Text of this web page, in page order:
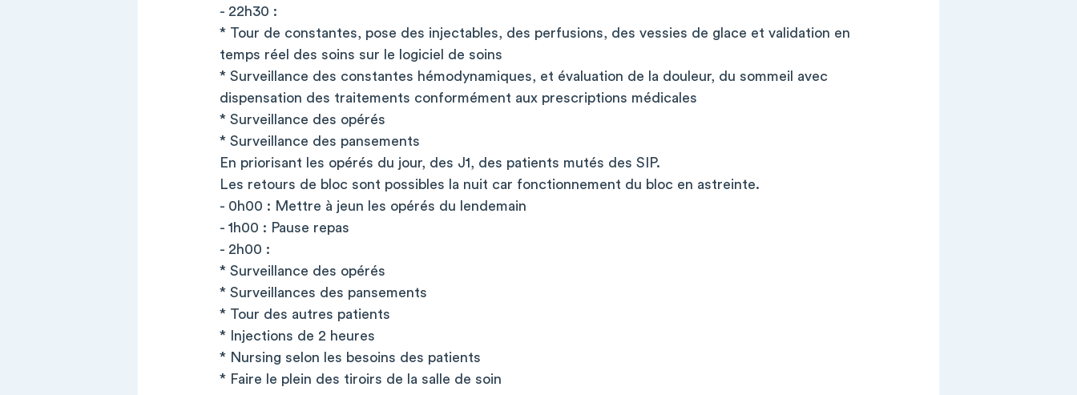
- 22h30 :
* Tour de constantes, pose des injectables, des perfusions, des vessies de glace et validation en
temps réel des soins sur le logiciel de soins
* Surveillance des constantes hémodynamiques, et évaluation de la douleur, du sommeil avec
dispensation des traitements conformément aux prescriptions médicales
* Surveillance des opérés
* Surveillance des pansements
En priorisant les opérés du jour, des J1, des patients mutés des SIP.
Les retours de bloc sont possibles la nuit car fonctionnement du bloc en astreinte.
- 0h00 : Mettre à jeun les opérés du lendemain
- 1h00 : Pause repas
- 2h00 :
* Surveillance des opérés
* Surveillances des pansements
* Tour des autres patients
* Injections de 2 heures
* Nursing selon les besoins des patients
* Faire le plein des tiroirs de la salle de soin